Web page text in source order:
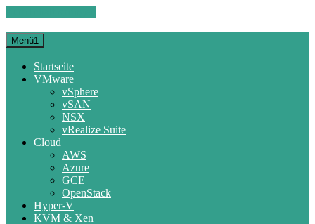
Menü1
Startseite
VMware
vSphere
vSAN
NSX
vRealize Suite
Cloud
AWS
Azure
GCE
OpenStack
Hyper-V
KVM & Xen